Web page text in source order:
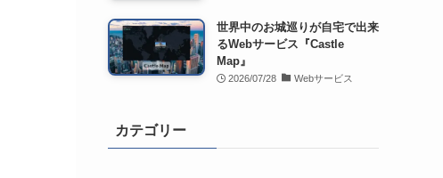
世界中のお城巡りが自宅で出来
るWebサービス『Castle
Map』
2026/07/28 Webサービス
カテゴリー